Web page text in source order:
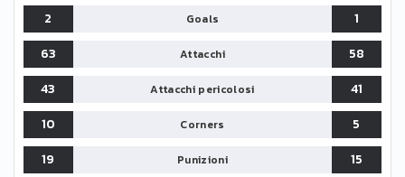
2 Goals
1
63
Attacchi
58
43
Attacchi pericolosi
41
10
Corners
5
19
Punizioni 15